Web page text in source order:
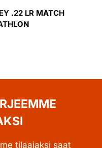
.22 LR MATCH
tilaajaksi saat